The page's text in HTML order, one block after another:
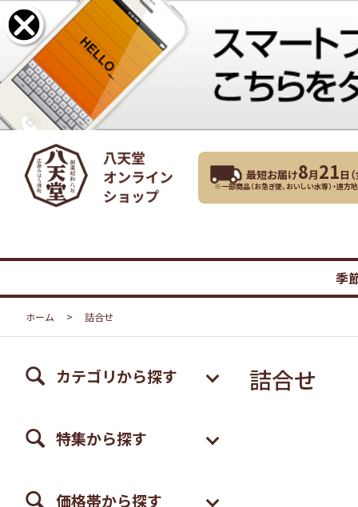
最短お届け8月21日（
※一部商品（お急ぎ便、おいしい水等）・遠方
季
ホーム > 詰合せ
カテゴリから探す
特集から探す
価格帯から探す
詰合せ